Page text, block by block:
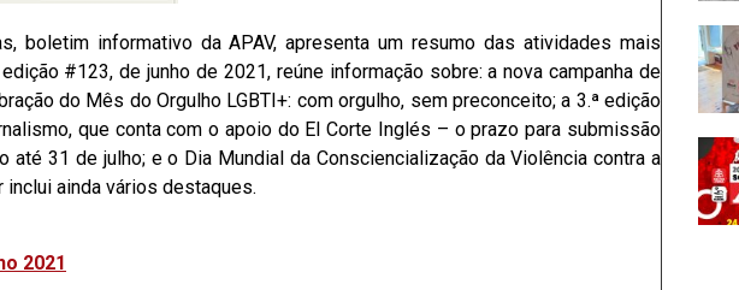
boletim informativo da APAV, apresenta um resumo das atividades mais
#123, de junho de 2021, reúne informação sobre: a nova campanha de
do Mês do Orgulho LGBTI+: com orgulho, sem preconceito; a 3.ª edição
que conta com o apoio do El Corte Inglés – o prazo para submissão
até 31 de julho; e o Dia Mundial da Consciencialização da Violência contra a
ainda vários destaques.
2021